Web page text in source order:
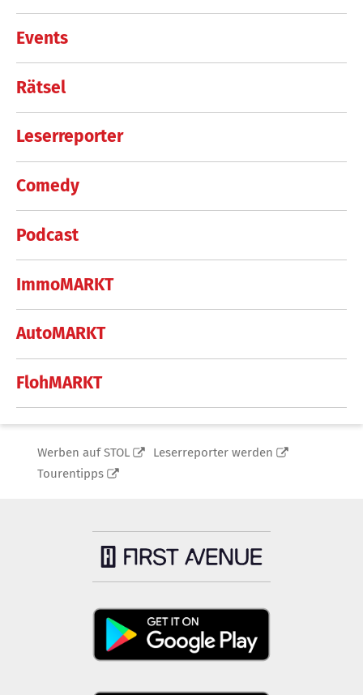
Events
Rätsel
Leserreporter
Comedy
Podcast
ImmoMARKT
AutoMARKT
FlohMARKT
Werben auf STOL
Leserreporter werden
Tourentipps